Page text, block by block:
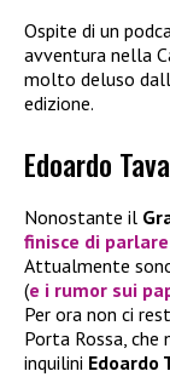
Ospite di un
avventura nella
molto deluso
edizione.
Edoardo
Nonostante il
finisce di parlare
Attualmente
(e i rumor sui
Per ora non ci
Porta Rossa,
inquilini Edoardo